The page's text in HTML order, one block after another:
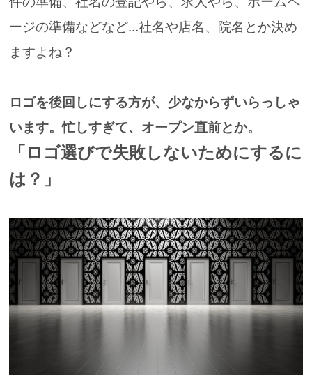
ージの準備などなど…社名や店名、院名とか決め
ますよね？
ロゴを後回しにする方が、少なからずいらっしゃ
います。忙しすぎて、オープン直前とか。
「ロゴ選びで失敗しないためにするに
は？」